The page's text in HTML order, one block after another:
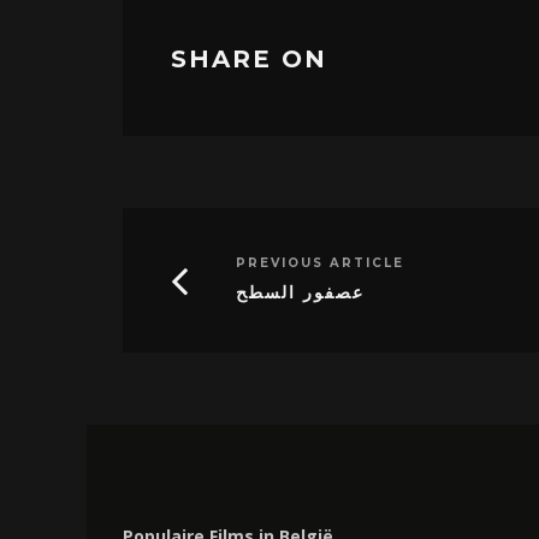
SHARE ON
PREVIOUS ARTICLE
عصفور السطح